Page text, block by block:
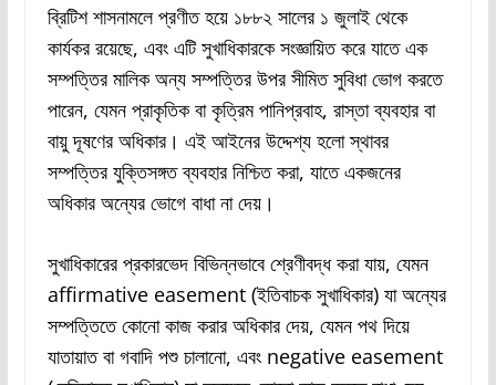
ব্রিটিশ শাসনামলে প্রণীত হয়ে ১৮৮২ সালের ১ জুলাই থেকে
কার্যকর রয়েছে, এবং এটি সুখাধিকারকে সংজ্ঞায়িত করে যাতে এক
সম্পত্তির মালিক অন্য সম্পত্তির উপর সীমিত সুবিধা ভোগ করতে
পারেন, যেমন প্রাকৃতিক বা কৃত্রিম পানিপ্রবাহ, রাস্তা ব্যবহার বা
বায়ু দূষণের অধিকার। এই আইনের উদ্দেশ্য হলো স্থাবর
সম্পত্তির যুক্তিসঙ্গত ব্যবহার নিশ্চিত করা, যাতে একজনের
অধিকার অন্যের ভোগে বাধা না দেয়।
সুখাধিকারের প্রকারভেদ বিভিন্নভাবে শ্রেণীবদ্ধ করা যায়, যেমন
affirmative easement (ইতিবাচক সুখাধিকার) যা অন্যের
সম্পত্তিতে কোনো কাজ করার অধিকার দেয়, যেমন পথ দিয়ে
যাতায়াত বা গবাদি পশু চালানো, এবং negative easement